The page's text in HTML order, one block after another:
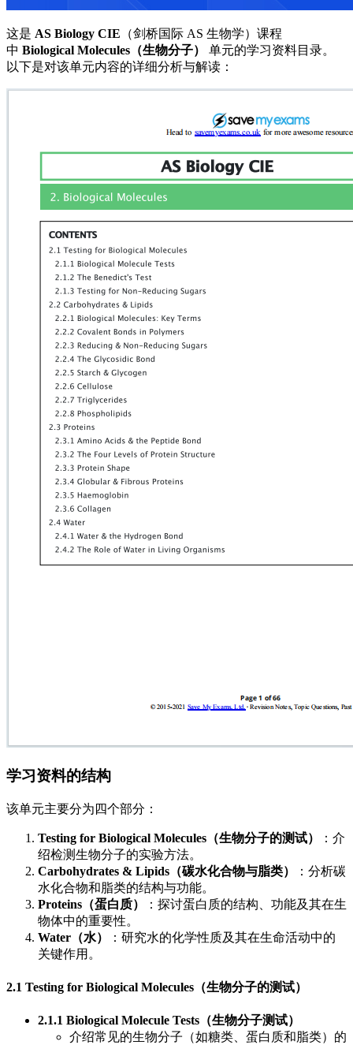
这是 AS Biology CIE （剑桥国际 AS 生物学）课程
中 Biological Molecules（生物分子）
单元的学习资料目录。
以下是对该单元内容的详细分析与解读：
学习资料的结构
该单元主要分为四个部分：
Testing for Biological Molecules（生物分子的测试）
：介
绍检测生物分子的实验方法。
Carbohydrates & Lipids（碳水化合物与脂类）
：分析碳
水化合物和脂类的结构与功能。
Proteins（蛋白质）
：探讨蛋白质的结构、功能及其在生
物体中的重要性。
Water（水）
：研究水的化学性质及其在生命活动中的
关键作用。
2.1 Testing for Biological Molecules（生物分子的测试）
2.1.1 Biological Molecule Tests（生物分子测试）
介绍常见的生物分子（如糖类、蛋白质和脂类）的